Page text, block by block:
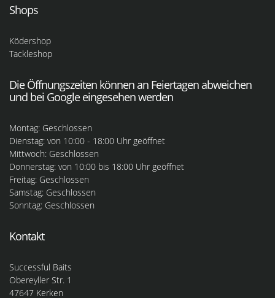
Shops
Ködershop
Tackleshop
Die Öffnungszeiten können an Feiertagen abweichen
und bei Google eingesehen werden
Montag: Geschlossen
Dienstag: von 10:00 - 18:00 Uhr geöffnet
Mittwoch: Geschlossen
Donnerstag: von 10:00 bis 18:00 Uhr geöffnet
Freitag: Geschlossen
Samstag: Geschlossen
Sonntag: Geschlossen
Kontakt
Successful Baits
Obereyller Str. 1
47647 Kerken